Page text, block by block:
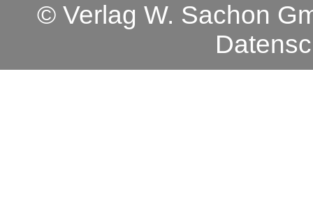
© Verlag W. Sachon